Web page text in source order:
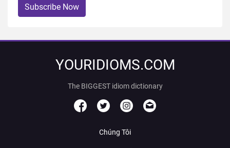
Subscribe Now
YOURIDIOMS.COM
The BIGGEST idiom dictionary
Chúng Tôi